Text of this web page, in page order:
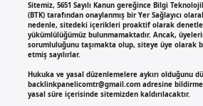
Sitemiz, 5651 Sayılı Kanun gereğince Bilgi
(BTK) tarafından onaylanmış bir Yer Sağlayıcı
nedenle, sitedeki içerikleri proaktif olarak
yükümlülüğümüz bulunmamaktadır. Ancak,
sorumluluğunu taşımakta olup, siteye üye olarak
etmiş sayılırlar.
Hukuka ve yasal düzenlemelere aykırı olduğunu
backlinkpanelicomtr@gmail.comadresine
yasal süre içerisinde sitemizden kaldırılacaktır.